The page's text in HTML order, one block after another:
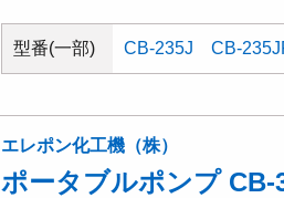
型番(一部) CB-235J CB-
エレポン化工機（株）
ポータブルポンプ CB-